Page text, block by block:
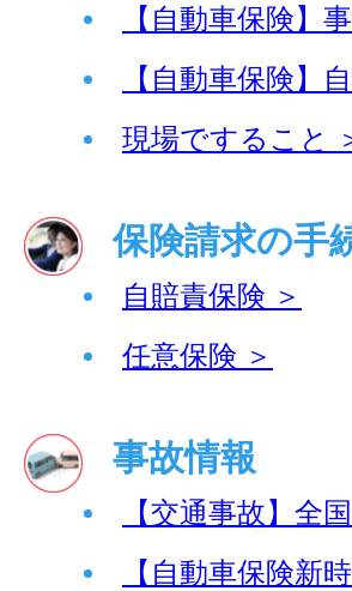
【自動車保険】
【自動車保険】
現場ですること
保険請求の手
自賠責保険 ＞
任意保険 ＞
事故情報
【交通事故】全
【自動車保険新